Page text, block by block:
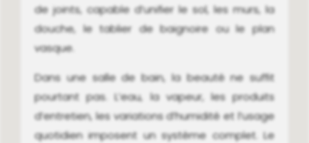
de joints, capable d’unifier le sol, les murs, la
douche, le tablier de baignoire ou le plan
vasque.
Dans une salle de bain, la beauté ne suffit
pourtant pas. L’eau, la vapeur, les produits
d’entretien, les variations d’humidité et l’usage
quotidien imposent un système complet. Le